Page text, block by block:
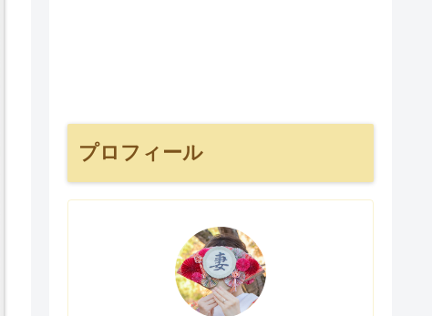
プロフィール